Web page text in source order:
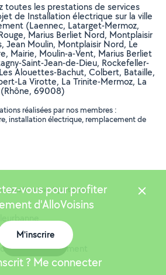
toutes les prestations de services
de Installation électrique sur la ville
(Laennec, Latarget-Mermoz,
Marius Berliet Nord, Montplaisir
Jean Moulin, Montplaisir Nord, Le
Mairie, Moulin-a-Vent, Marius Berliet
Saint-Jean-de-Dieu, Rockefeller-
Alouettes-Bachut, Colbert, Bataille,
La Virotte, La Trinite-Mermoz, La
69008)
réalisées par nos membres :
installation électrique, remplacement de
dans le même département
7e Arrondissement
vous pour profiter
d'AlloVoisins
M'inscrire
? Me connecter